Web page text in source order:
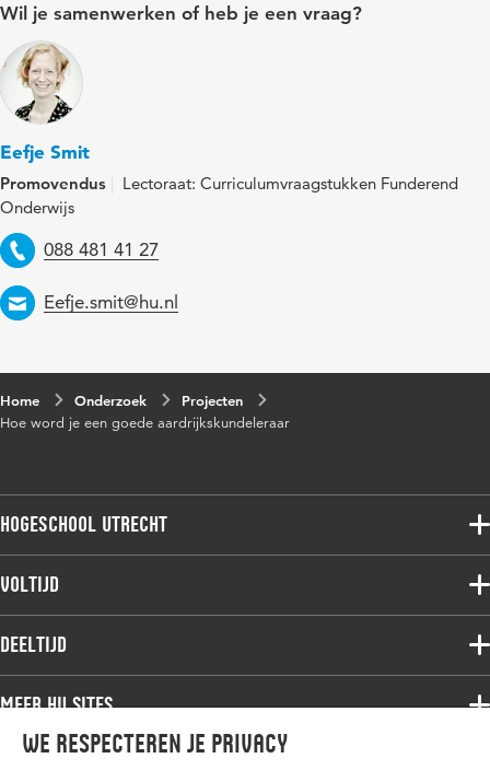
We respecteren je privacy
Wil je samenwerken of heb je een vraag?
Eefje Smit
Promovendus
Lectoraat: Curriculumvraagstukken Funderend
Onderwijs
Telefoon
088 481 41 27
Email
Eefje.smit@hu.nl
Home Onderzoek
Projecten
Hoe word je een goede aardrijkskundeleraar
Hogeschool Utrecht
Voltijdopleidingen
Deeltijdopleidingen
Onderzoek
Werken bij de HU
Voltijd
Associate degree
Bachelor
Master
Studiekeuze voltijd
Deeltijd
Associate degree
Bachelor
Meer HU sites
HU International